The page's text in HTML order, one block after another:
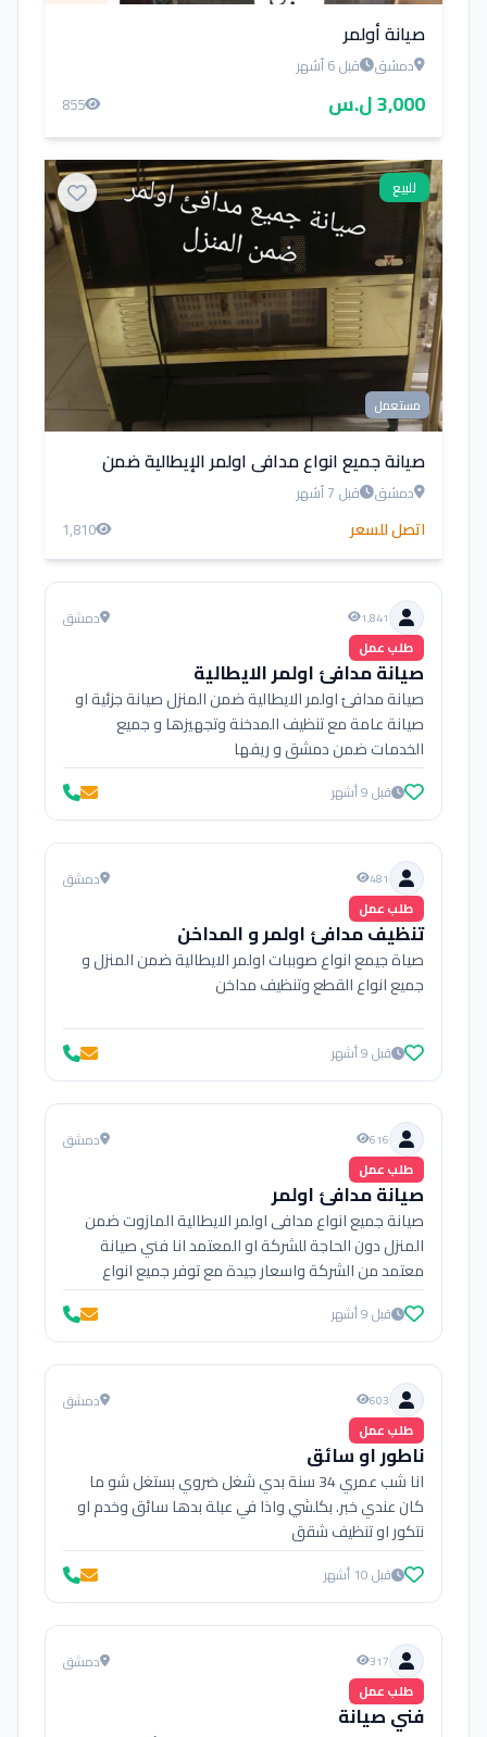
صيانة أولمر
دمشق قبل 6 أشهر
3,000 ل.س 855
للبيع
مستعمل
صيانة جميع انواع مدافى اولمر الإيطالية ضمن
المنزل في دمشق
دمشق قبل 7 أشهر
اتصل للسعر 1,810
1,841 دمشق
طلب عمل
صيانة مدافئ اولمر الايطالية
صيانة مدافئ اولمر الايطالية ضمن المنزل صيانة جزئية او
صيانة عامة مع تنظيف المدخنة وتجهيزها و جميع
الخدمات ضمن دمشق و ريفها
قبل 9 أشهر
481 دمشق
طلب عمل
تنظيف مدافئ اولمر و المداخن
صياة جيمع انواع صوببات اولمر الايطالية ضمن المنزل و
جميع انواع القطع وتنظيف مداخن
قبل 9 أشهر
616 دمشق
طلب عمل
صيانة مدافئ اولمر
صيانة جميع انواع مدافى اولمر الايطالية المازوت ضمن
المنزل دون الحاجة للشركة او المعتمد انا فني صيانة
معتمد من الشركة واسعار جيدة مع توفر جميع انواع
القطع
قبل 9 أشهر
603 دمشق
طلب عمل
ناطور او سائق
انا شب عمري 34 سنة بدي شغل ضروي بستغل شو ما
كان عندي خبر. بكلشي واذا في عبلة بدها سائق وخدم او
نتكور او تنظيف شقق
قبل 10 أشهر
317 دمشق
طلب عمل
فني صيانة